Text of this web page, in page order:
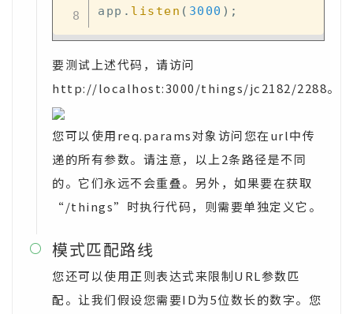
app . listen ( 3000 ) ;
要测试上述代码，请访问
http://localhost:3000/things/jc2182/2288。
您可以使用req.params对象访问您在url中传
递的所有参数。请注意，以上2条路径是不同
的。它们永远不会重叠。另外，如果要在获取
“/things”时执行代码，则需要单独定义它。
 模式匹配路线
您还可以使用正则表达式来限制URL参数匹
配。让我们假设您需要ID为5位数长的数字。您